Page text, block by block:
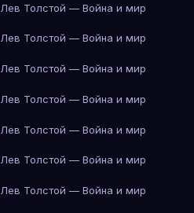
Лев Толстой — Война и мир
Лев Толстой — Война и мир
Лев Толстой — Война и мир
Лев Толстой — Война и мир
Лев Толстой — Война и мир
Лев Толстой — Война и мир
Лев Толстой — Война и мир